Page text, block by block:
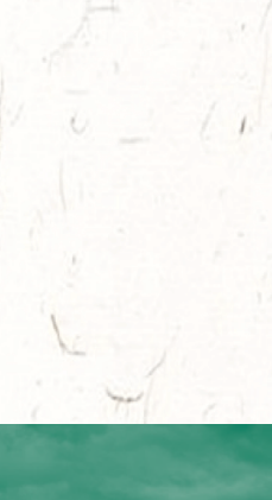
度的、认知层面的等等；在…